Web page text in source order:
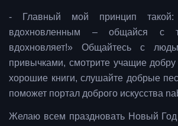
- Главный мой принцип
вдохновленным – общайся с
вдохновляет!» Общайтесь с
привычками, смотрите учащие
хорошие книги, слушайте добрые
поможет портал доброго искусства
Желаю всем праздновать Новый Год